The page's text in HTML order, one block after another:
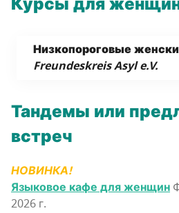
Низ­ко­по­ро­го­вые
Freundeskreis Asyl e.V.
Тан­де­мы или
встреч
НОВИНКА!
Язы­ко­вое кафе для жен­щин
2026 г.